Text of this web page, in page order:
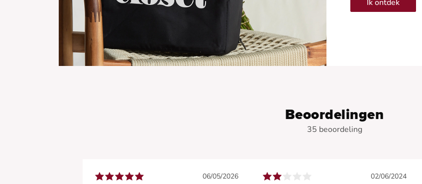
Ik ontdek
Beoordelingen
35 beoordeling
06/05/2026 02/06/2024